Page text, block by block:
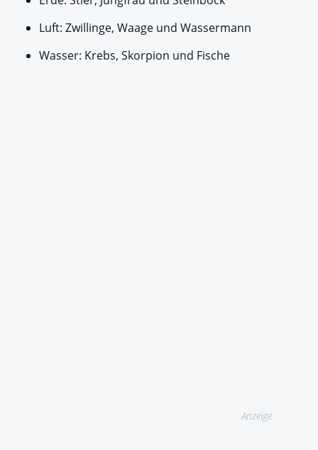
Luft: Zwillinge, Waage und Wassermann
Wasser: Krebs, Skorpion und Fische
Anzeige